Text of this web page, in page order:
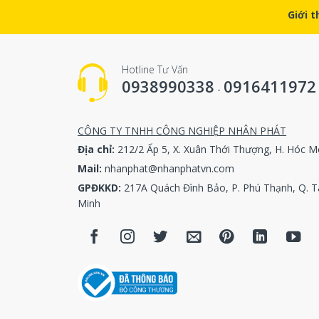
Active
AERZEN
100%
From
Giới
Hotline Tư Vấn
0938990338 - 0916411972
CÔNG TY TNHH CÔNG NGHIỆP NHÂN PHÁT
Địa chỉ: 212/2 Ấp 5, X. Xuân Thới Thượng, H. Hóc
Mail:nhanphat@nhanphatvn.com
GPĐKKD: 217A Quách Đình Bảo, P. Phú Thạnh, Q.
Minh